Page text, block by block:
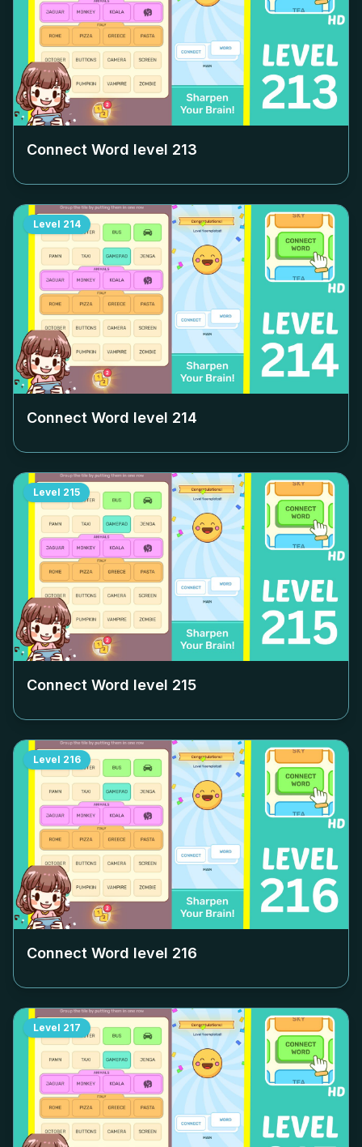
Connect Word level 213
Level 214
Connect Word level 214
Level 215
Connect Word level 215
Level 216
Connect Word level 216
Level 217